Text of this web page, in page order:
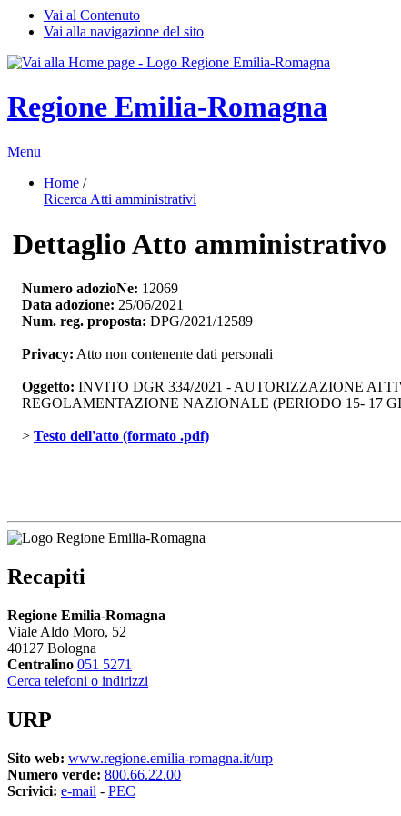
Vai al Contenuto
Vai alla navigazione del sito
Regione Emilia-Romagna
Menu
Home /
Ricerca Atti amministrativi
Dettaglio Atto amministrativo
Numero adozioNe: 12069
Data adozione: 25/06/2021
Num. reg. proposta: DPG/2021/12589
Privacy: Atto non contenente dati personali
Oggetto: INVITO DGR 334/2021 - AUTORIZZAZIONE
REGOLAMENTAZIONE NAZIONALE (PERIODO 15- 17
> Testo dell'atto (formato .pdf)
Recapiti
Regione Emilia-Romagna
Viale Aldo Moro, 52
40127 Bologna
Centralino 051 5271
Cerca telefoni o indirizzi
URP
Sito web: www.regione.emilia-romagna.it/urp
Numero verde: 800.66.22.00
Scrivici: e-mail - PEC